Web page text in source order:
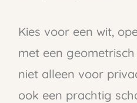
Kies voor een wit,
met een
niet alleen voor
ook een prachtig